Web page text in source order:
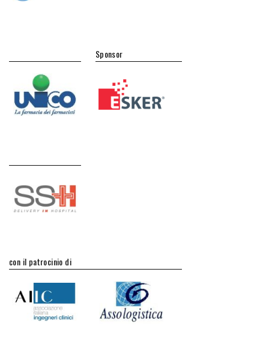
Sponsor
con il patrocinio di